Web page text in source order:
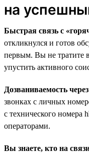
на
Быстрая связь с
откликнулся и готов
первым. Вы не тратите
упустить активного
Дозваниваемость
звонках с личных
с технического номера
операторами.
Вы знаете, кто на